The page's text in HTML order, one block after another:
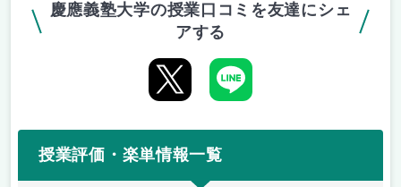
慶應義塾大学の授業口コミを友達にシェ
アする
授業評価・楽単情報一覧